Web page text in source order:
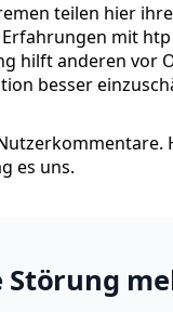
teilen hier ihre
mit htp
hilft anderen vor
besser
es uns.
Störung